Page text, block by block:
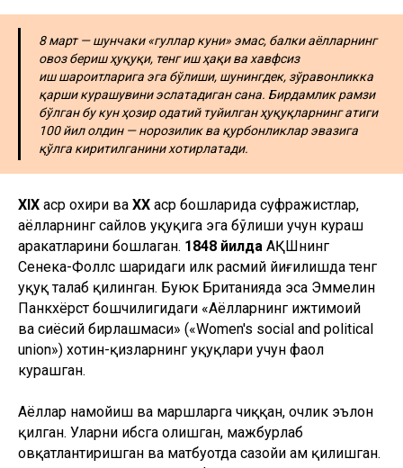
8 март — шунчаки «гуллар куни» эмас, балки аёлларнинг
овоз бериш ҳуқуқи, тенг иш ҳақи ва хавфсиз
иш шароитларига эга бўлиши, шунингдек, зўравонликка
қарши курашувини эслатадиган сана. Бирдамлик рамзи
бўлган бу кун ҳозир одатий туйилган ҳуқуқларнинг атиги
100 йил олдин — норозилик ва қурбонликлар эвазига
қўлга киритилганини хотирлатади.
ХIХ аср охири ва ХХ аср бошларида суфражистлар,
аёлларнинг сайлов ҳуқуқига эга бўлиши учун кураш
ҳаракатларини бошлаган. 1848 йилда АҚШнинг
Сенека-Фоллс шаҳридаги илк расмий йиғилишда тенг
ҳуқуқ талаб қилинган. Буюк Британияда эса Эммелин
Панкхёрст бошчилигидаги «Аёлларнинг ижтимоий
ва сиёсий бирлашмаси» («Women's social and political
union») хотин-қизларнинг ҳуқуқлари учун фаол
курашган.
Аёллар намойиш ва маршларга чиққан, очлик эълон
қилган. Уларни ҳибсга олишган, мажбурлаб
овқатлантиришган ва матбуотда сазойи ҳам қилишган.